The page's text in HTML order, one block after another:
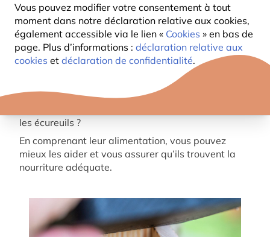
Vous pouvez modifier votre consentement à tout
moment dans notre déclaration relative aux cookies,
également accessible via le lien « Cookies » en bas de
page. Plus d’informations : déclaration relative aux
cookies et déclaration de confidentialité.
Les écureuils sont des animaux fascinants, connus
pour leur agilité et leur comportement joueur. Que
ce soit en forêt, dans un parc ou dans votre jardin,
les écureuils ?
En comprenant leur alimentation, vous pouvez
mieux les aider et vous assurer qu’ils trouvent la
nourriture adéquate.